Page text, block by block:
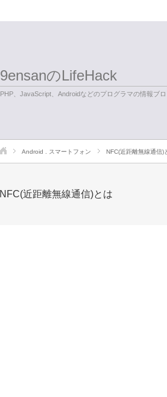
9ensanのLifeHack
PHP、JavaScript、Androidなどのプログラマの情報ブ
Android スマートフォン NFC(近距離無線通信)
NFC(近距離無線通信)とは